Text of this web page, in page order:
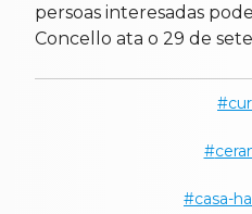
persoas interesadas
Concello ata o 29 de
casa-